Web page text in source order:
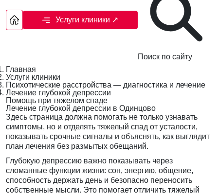
Услуги клиники ↗
Поиск по сайту
Главная
Услуги клиники
Психотические расстройства — диагностика и лечение
Лечение глубокой депрессии
Помощь при тяжелом спаде
Лечение глубокой депрессии в Одинцово
Здесь страница должна помогать не только узнавать
симптомы, но и отделять тяжелый спад от усталости,
показывать срочные сигналы и объяснять, как выглядит
план лечения без размытых обещаний.
Глубокую депрессию важно показывать через
сломанные функции жизни: сон, энергию, общение,
способность держать день и безопасно переносить
собственные мысли. Это помогает отличить тяжелый